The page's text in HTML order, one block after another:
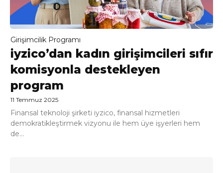
Girişimcilik Programı
iyzico’dan kadın girişimcileri sıfır
komisyonla destekleyen
program
11 Temmuz 2025
Finansal teknoloji şirketi iyzico, finansal hizmetleri
demokratikleştirmek vizyonu ile hem üye işyerleri hem
de...